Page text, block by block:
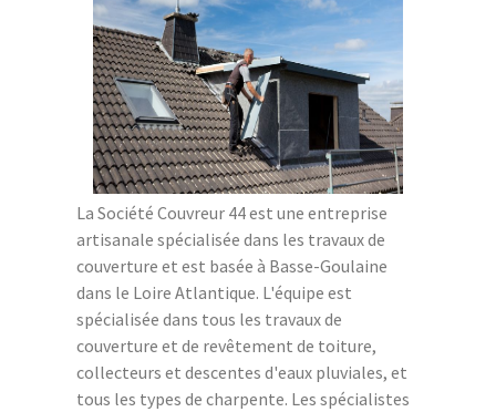
La Société Couvreur 44 est une entreprise
artisanale spécialisée dans les travaux de
couverture et est basée à Basse-Goulaine
dans le Loire Atlantique. L'équipe est
spécialisée dans tous les travaux de
couverture et de revêtement de toiture,
collecteurs et descentes d'eaux pluviales, et
tous les types de charpente. Les spécialistes